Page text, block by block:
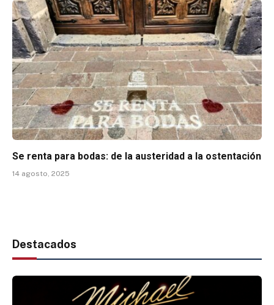
Se renta para bodas: de la austeridad a la ostentación
14 agosto, 2025
Destacados